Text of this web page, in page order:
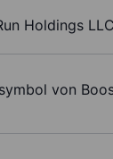
Holdings
von